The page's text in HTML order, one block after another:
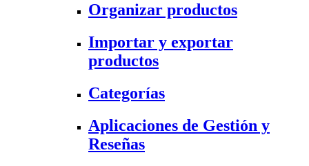
Organizar productos
Importar y exportar
productos
Categorías
Aplicaciones de Gestión y
Reseñas